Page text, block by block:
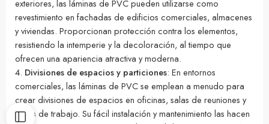
exteriores, las láminas de PVC pueden utilizarse como
revestimiento en fachadas de edificios comerciales, almacenes
y viviendas. Proporcionan protección contra los elementos,
resistiendo la intemperie y la decoloración, al tiempo que
ofrecen una apariencia atractiva y moderna.
Divisiones de espacios y particiones: En entornos
comerciales, las láminas de PVC se emplean a menudo para
crear divisiones de espacios en oficinas, salas de reuniones y
áreas de trabajo. Su fácil instalación y mantenimiento las hacen